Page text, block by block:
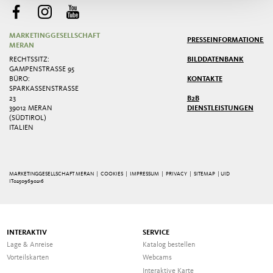
MARKETINGGESELLSCHAFT
MERAN
RECHTSSITZ:
GAMPENSTRASSE 95
BÜRO:
SPARKASSENSTRASSE 2
3
39012 MERAN
(SÜDTIROL)
ITALIEN
PRESSEINFORMATIONEN
BILDDATENBANK
KONTAKTE
B2B
DIENSTLEISTUNGEN
MARKETINGGESELLSCHAFT MERAN | COOKIES IMPRESSUM PRIVACY |SITEMAP
| UID
IT02509690216
INTERAKTIV
Lage & Anreise
Vorteilskarten
SERVICE
Katalog bestellen
Webcams
Interaktive Karte